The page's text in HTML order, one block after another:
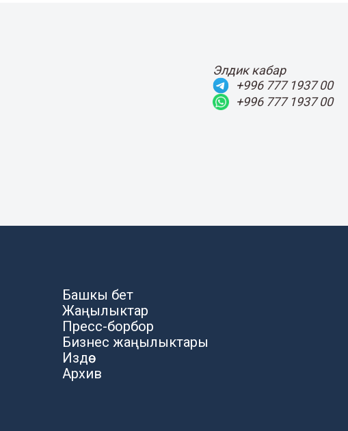
Элдик кабар
+996 777 1937 00
+996 777 1937 00
Башкы бет
Жаңылыктар
Пресс-борбор
Бизнес жаңылыктары
Издөө
Архив